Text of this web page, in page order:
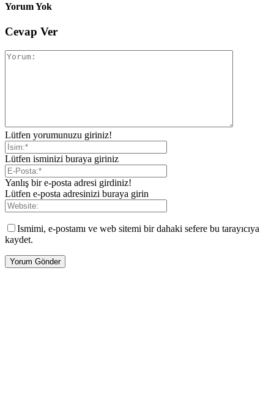
Yorum Yok
Cevap Ver
Lütfen yorumunuzu giriniz!
Lütfen isminizi buraya giriniz
Yanlış bir e-posta adresi girdiniz!
Lütfen e-posta adresinizi buraya girin
Ismimi, e-postamı ve web sitemi bir dahaki sefere bu tarayıcıya
kaydet.